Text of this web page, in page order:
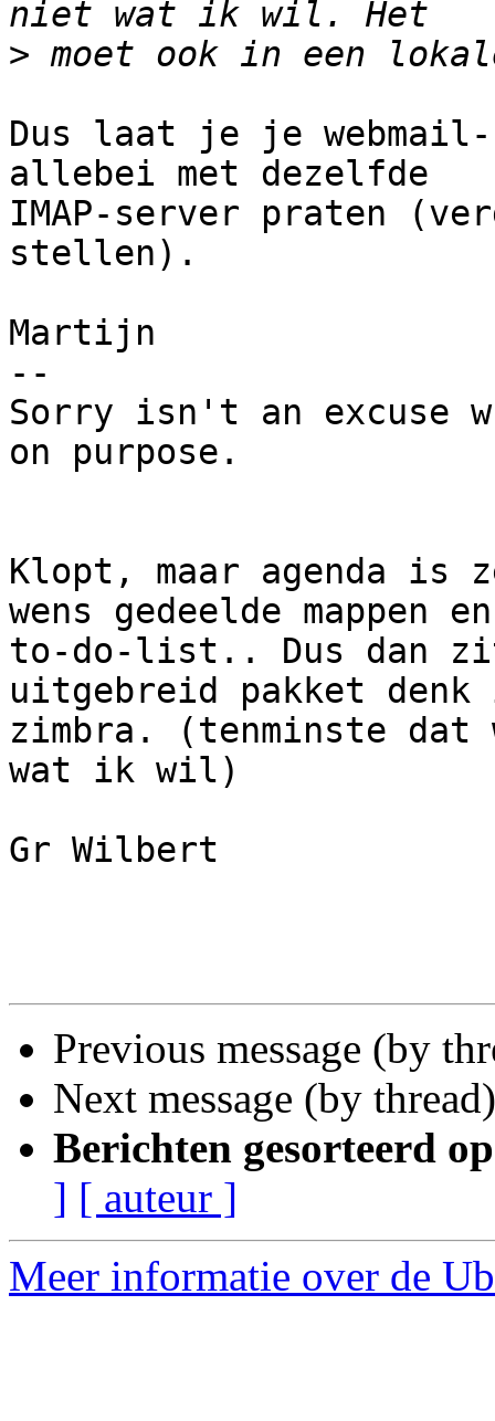
>
Dus laat je je
allebei met dezelfde
IMAP-server praten
stellen).
Martijn
--
Sorry isn't an excuse
on purpose.
Klopt, maar agenda is
wens gedeelde mappen en
to-do-list.. Dus dan
uitgebreid pakket
zimbra. (tenminste
wat ik wil)
Gr Wilbert
Previous message (by
Next message (by
Berichten gesorteerd
] [ auteur ]
Meer informatie over de